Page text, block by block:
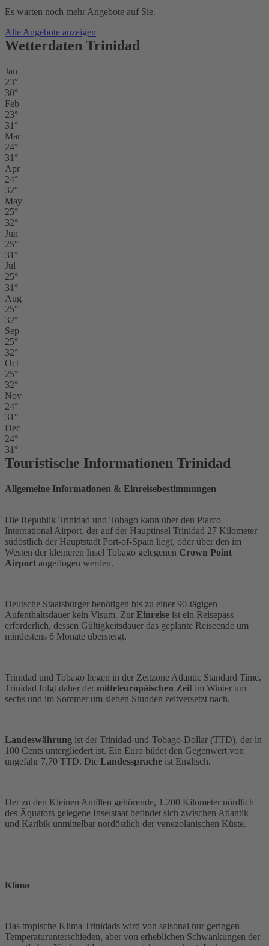
Es warten noch mehr Angebote auf Sie.
Alle Angebote anzeigen
Wetterdaten Trinidad
Jan
23°
30°
Feb
23°
31°
Mar
24°
31°
Apr
24°
32°
May
25°
32°
Jun
25°
31°
Jul
25°
31°
Aug
25°
32°
Sep
25°
32°
Oct
25°
32°
Nov
24°
31°
Dec
24°
31°
Touristische Informationen Trinidad
Allgemeine Informationen & Einreisebestimmungen
Die Republik Trinidad und Tobago kann über den Piarco
International Airport, der auf der Hauptinsel Trinidad 27 Kilometer
südöstlich der Hauptstadt Port-of-Spain liegt, oder über den im
Westen der kleineren Insel Tobago gelegenen Crown Point
Airport angeflogen werden.
Deutsche Staatsbürger benötigen bis zu einer 90-tägigen
Aufenthaltsdauer kein Visum. Zur Einreise ist ein Reisepass
erforderlich, dessen Gültigkeitsdauer das geplante Reiseende um
mindestens 6 Monate übersteigt.
Trinidad und Tobago liegen in der Zeitzone Atlantic Standard Time.
Trinidad folgt daher der mitteleuropäischen Zeit im Winter um
sechs und im Sommer um sieben Stunden zeitversetzt nach.
Landeswährung ist der Trinidad-und-Tobago-Dollar (TTD), der in
100 Cents untergliedert ist. Ein Euro bildet den Gegenwert von
ungefähr 7,70 TTD. Die Landessprache ist Englisch.
Der zu den Kleinen Antillen gehörende, 1.200 Kilometer nördlich
des Äquators gelegene Inselstaat befindet sich zwischen Atlantik
und Karibik unmittelbar nordöstlich der venezolanischen Küste.
Klima
Das tropische Klima Trinidads wird von saisonal nur geringen
Temperaturunterschieden, aber von erheblichen Schwankungen der